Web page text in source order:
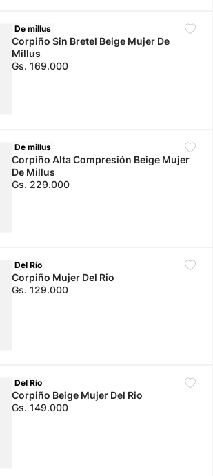
De millus
Corpiño Sin Bretel Beige Mujer De
Millus
Gs. 169.000
De millus
Corpiño Alta Compresión Beige Mujer
De Millus
Gs. 229.000
Del Rio
Corpiño Mujer Del Rio
Gs. 129.000
Del Rio
Corpiño Beige Mujer Del Rio
Gs. 149.000